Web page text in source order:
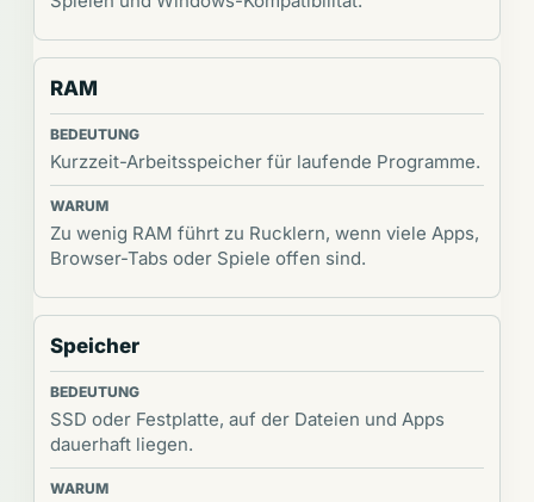
RAM
Kurzzeit-Arbeitsspeicher für laufende Programme.
Zu wenig RAM führt zu Rucklern, wenn viele Apps,
Browser-Tabs oder Spiele offen sind.
Speicher
SSD oder Festplatte, auf der Dateien und Apps
dauerhaft liegen.